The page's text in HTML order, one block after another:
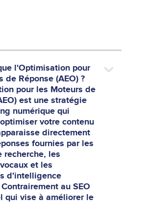
l'Optimisation pour
de Réponse (AEO) ?
pour les Moteurs de
est une stratégie
numérique qui
votre contenu
directement
fournies par les
recherche, les
et les
d'intelligence
au SEO
qui vise à améliorer le